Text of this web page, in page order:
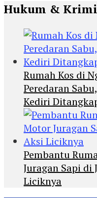
Hukum &
Rumah Kos di
Peredaran
Kediri
Pembantu
Juragan Sapi di
Liciknya